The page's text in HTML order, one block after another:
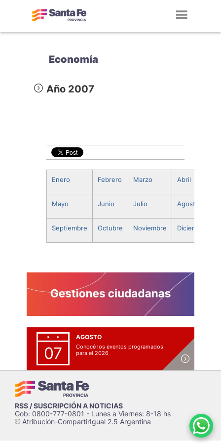
Economía
Año 2007
Enero Febrero Marzo Abril
Mayo Junio Julio Agosto
Septiembre Octubre Noviembre Diciembre
07
AGOSTO
Conocé los eventos programados
para el 2026
RSS / SUSCRIPCIÓN A NOTICIAS
Gob: 0800-777-0801 - Lunes a Viernes: 8-18 hs
cAtribución-CompartirIgual 2.5 Argentina